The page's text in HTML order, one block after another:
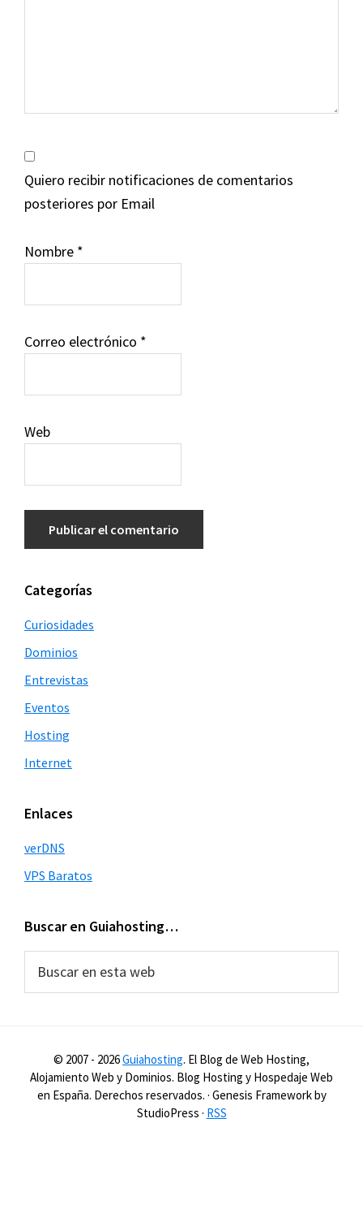
Quiero recibir notificaciones de comentarios
posteriores por Email
Nombre *
Correo electrónico *
Web
Barra
lateral
principal
Categorías
Curiosidades
Dominios
Entrevistas
Eventos
Hosting
Internet
Enlaces
verDNS
VPS Baratos
Buscar en Guiahosting…
© 2007 - 2026Guiahosting. El Blog de Web Hosting,
Alojamiento Web y Dominios. Blog Hosting y Hospedaje Web
en España. Derechos reservados. · Genesis Framework by
StudioPress · RSS